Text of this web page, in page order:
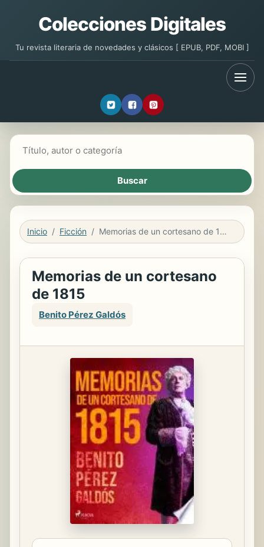
Colecciones Digitales
Tu revista literaria de novedades y clásicos [ EPUB, PDF, MOBI ]
Inicio Ficción Memorias de un cortesano de 1815
Memorias de un cortesano
de 1815
Benito Pérez Galdós